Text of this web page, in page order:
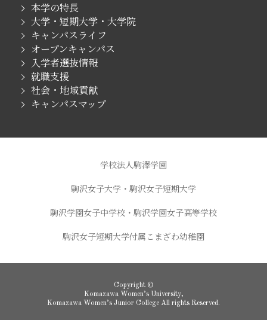
本学の特長
大学・短期大学・大学院
キャンパスライフ
オープンキャンパス
入学者選抜情報
就職支援
社会・地域貢献
キャンパスマップ
学校法人駒澤学園
駒沢女子大学・駒沢女子短期大学
駒沢学園女子中学校・駒沢学園女子高等学校
駒沢女子短期大学付属こまざわ幼稚園
Copyright ©
Komazawa Women’s University,
Komazawa Women’s Junior College All rights Reserved.